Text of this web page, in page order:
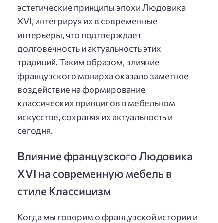
эстетические принципы эпохи Людовика
XVI, интегрируя их в современные
интерьеры, что подтверждает
долговечность и актуальность этих
традиций. Таким образом, влияние
французского монарха оказало заметное
воздействие на формирование
классических принципов в мебельном
искусстве, сохраняя их актуальность и
сегодня.
Влияние французского Людовика
XVI на современную мебель в
стиле Классицизм
Когда мы говорим о французской истории и